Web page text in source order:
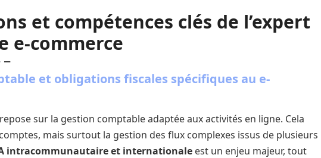
et compétences clés de l’expert
e-commerce
et obligations fiscales spécifiques au e-
sur la gestion comptable adaptée aux activités en ligne. Cela
mais surtout la gestion des flux complexes issus de plusieurs
intracommunautaire et internationale est un enjeu majeur, tout